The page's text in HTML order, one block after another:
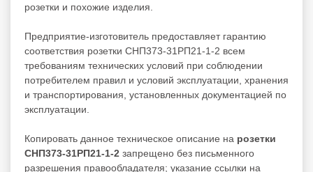
розетки и похожие изделия.
Предприятие-изготовитель предоставляет гарантию
соответствия розетки СНП373-31РП21-1-2 всем
требованиям технических условий при соблюдении
потребителем правил и условий эксплуатации, хранения
и транспортирования, установленных документацией по
эксплуатации.
Копировать данное техническое описание на розетки
СНП373-31РП21-1-2 запрещено без письменного
разрешения правообладателя; указание ссылки на